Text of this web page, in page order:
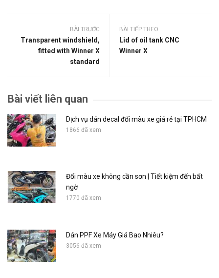
BÀI TRƯỚC
Transparent windshield,
fitted with Winner X
standard
BÀI TIẾP THEO
Lid of oil tank CNC
Winner X
Bài viết liên quan
Dịch vụ dán decal đổi màu xe giá rẻ tại TPHCM
1866 đã xem
Đổi màu xe không cần sơn | Tiết kiệm đến bất
ngờ
1770 đã xem
Dán PPF Xe Máy Giá Bao Nhiêu?
3056 đã xem